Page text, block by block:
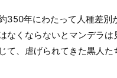
350年にわたって人種差別
なくならないとマンデラ
て、虐げられてきた黒人